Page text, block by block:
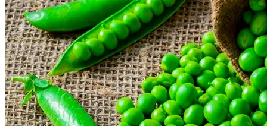
Крупный Урожай Чеснока: Агротехника
Выращивания